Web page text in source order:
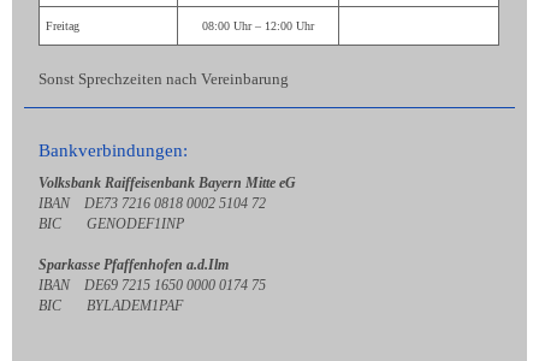
Freitag 08:00 Uhr – 12:00 Uhr
Sonst Sprechzeiten nach Vereinbarung
Bankverbindungen:
Volksbank Raiffeisenbank Bayern Mitte eG
IBAN DE73 7216 0818 0002 5104 72
BIC GENODEF1INP
Sparkasse Pfaffenhofen a.d.Ilm
IBAN DE69 7215 1650 0000 0174 75
BIC BYLADEM1PAF